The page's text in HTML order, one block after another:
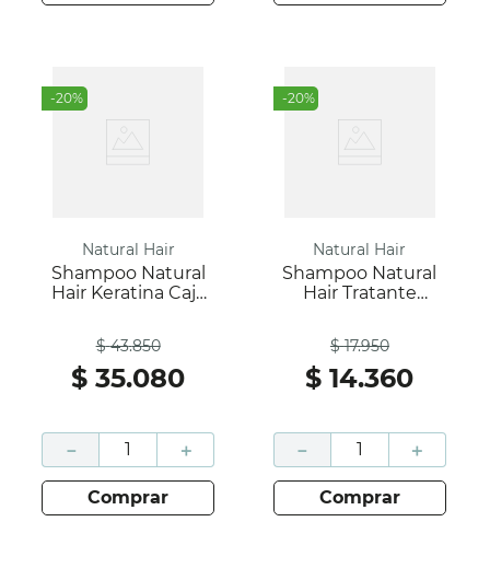
-20%
Natural Hair
Shampoo Natural
Hair Keratina Caja
$ 43.850
$ 35.080
＋
－
comprar
-20%
Natural Hair
Shampoo Natural
Hair Tratante
$ 17.950
$ 14.360
＋
－
comprar